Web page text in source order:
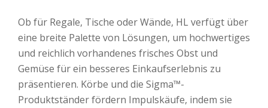
Ob für Regale, Tische oder Wände, HL verfügt über
eine breite Palette von Lösungen, um hochwertiges
und reichlich vorhandenes frisches Obst und
Gemüse für ein besseres Einkaufserlebnis zu
präsentieren. Körbe und die Sigma™-
Produktständer fördern Impulskäufe, indem sie